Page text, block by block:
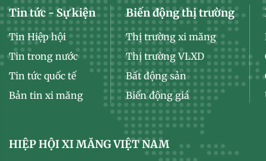
Tin tức - Sự kiện
Tin Hiệp hội
Tin trong nước
Tin tức quốc tế
Bản tin xi măng
Biến động thị trường
Thị trường xi măng
Thị trường VLXD
Bất động sản
Biến động giá
HIỆP HỘI XI MĂNG VIỆT NAM